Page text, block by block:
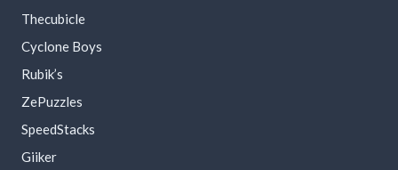
Thecubicle
Cyclone Boys
Rubik’s
ZePuzzles
SpeedStacks
Giiker